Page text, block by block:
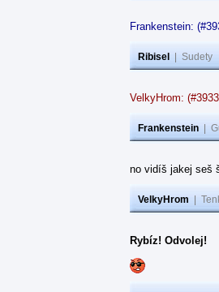
Frankenstein:
Ribisel Sudety
VelkyHrom:
Frankenstein
no vidíš jakej seš
VelkyHrom
Rybíz! Odvolej!